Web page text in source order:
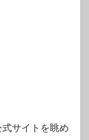
サイトを眺め